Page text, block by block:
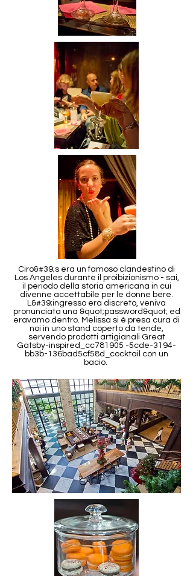
Ciro&#39;s era un famoso clandestino di
Los Angeles durante il proibizionismo - sai,
il periodo della storia americana in cui
divenne accettabile per le donne bere.
L&#39;ingresso era discreto, veniva
pronunciata una &quot;password&quot; ed
eravamo dentro. Melissa si è presa cura di
noi in uno stand coperto da tende,
servendo prodotti artigianali Great
Gatsby-inspired_cc781905 -5cde-3194-
bb3b-136bad5cf58d_cocktail con un
bacio.